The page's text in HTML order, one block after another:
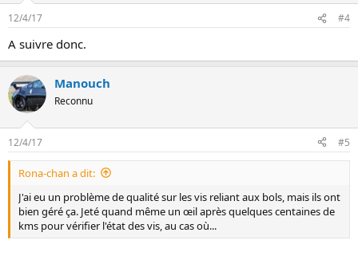
12/4/17 #4
A suivre donc.
Manouch
Reconnu
12/4/17 #5
Rona-chan a dit:
J'ai eu un problème de qualité sur les vis reliant aux bols, mais ils ont
bien géré ça. Jeté quand même un œil après quelques centaines de
kms pour vérifier l'état des vis, au cas où...